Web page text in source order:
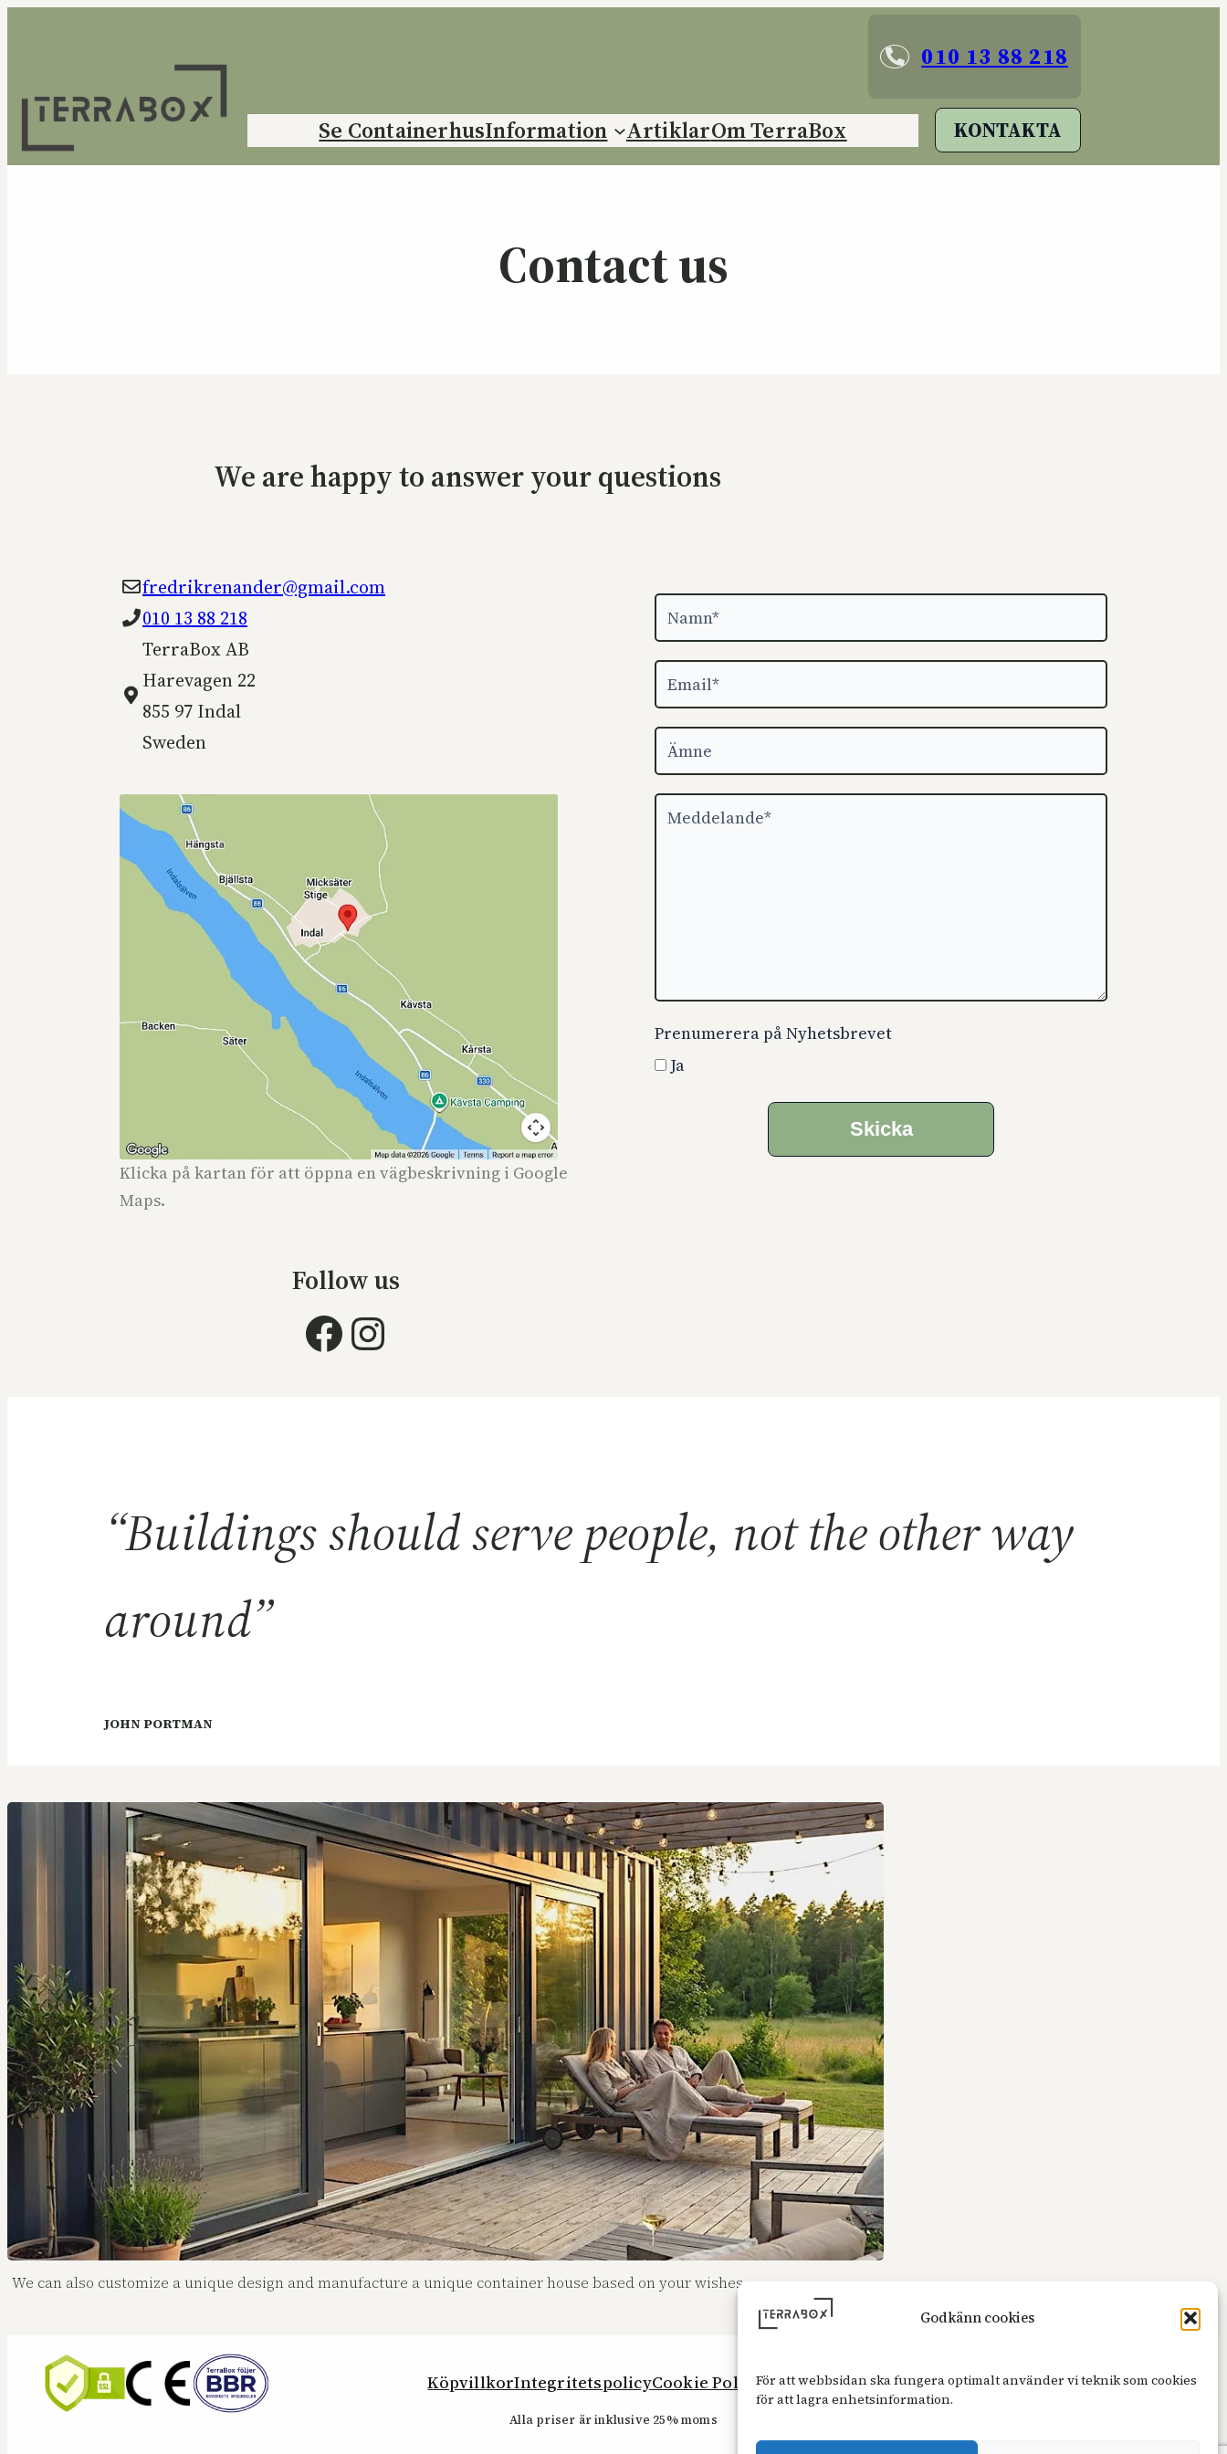
Godkänn cookies
För att webbsidan ska fungera optimalt använder vi teknik som cookies
för att lagra enhetsinformation.
010 13 88 218
Se ContainerhusInformation ArtiklarOm TerraBox KONTAKTA
Contact us
We are happy to answer your questions
fredrikrenander@gmail.com
010 13 88 218
TerraBox AB
Harevagen 22
855 97 Indal
Sweden
Klicka på kartan för att öppna en vägbeskrivning i Google
Maps.
Follow us
Facebook
Instagram
Prenumerera på Nyhetsbrevet
Ja
Skicka
“Buildings should serve people, not the other way
around”
JOHN PORTMAN
We can also customize a unique design and manufacture a unique container house based on your wishes.
KöpvillkorIntegritetspolicyCookie Policy (EU)
Alla priser är inklusive 25% moms